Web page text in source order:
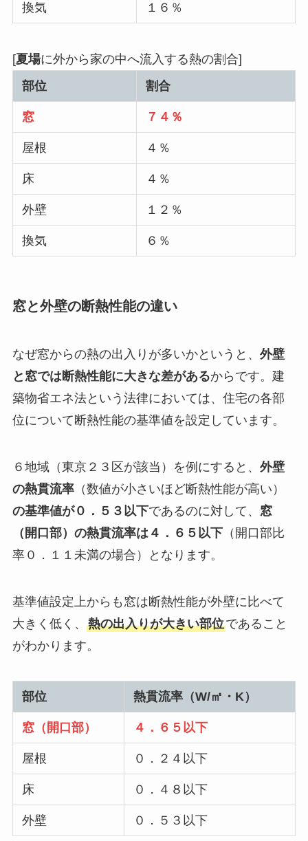
換気 １６％
[夏場に外から家の中へ流入する熱の割合]
部位
割合
窓 ７４％
屋根 ４％
床 ４％
外壁 １２％
換気 ６％
窓と外壁の断熱性能の違い
なぜ窓からの熱の出入りが多いかというと、 外壁
と窓では断熱性能に大きな差があるからです。建
築物省エネ法という法律においては、住宅の各部
位について断熱性能の基準値を設定しています。
６地域（東京２３区が該当）を例にすると、 外壁
の熱貫流率（数値が小さいほど断熱性能が高い）
の基準値が０．５３以下であるのに対して、 窓
（開口部）の熱貫流率は４．６５以下（開口部比
率０．１１未満の場合）となります。
基準値設定上からも窓は断熱性能が外壁に比べて
大きく低く、 熱の出入りが大きい部位であること
がわかります。
部位 熱貫流率（W/㎡・K）
窓（開口部） ４．６５以下
屋根 ０．２４以下
床 ０．４８以下
外壁 ０．５３以下